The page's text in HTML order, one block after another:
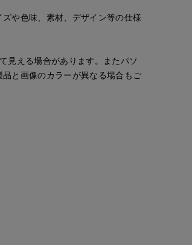
や色味、素材、デザイン等の仕様
見える場合があります。またパソ
と画像のカラーが異なる場合もご